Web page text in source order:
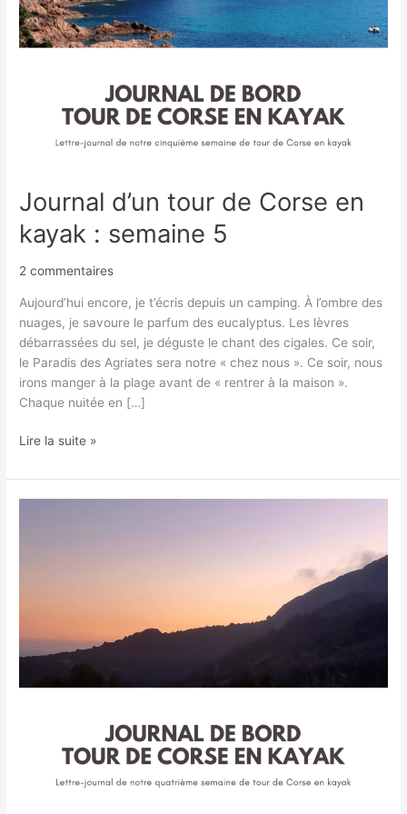
Journal d’un tour de Corse en
kayak : semaine 5
2 commentaires
Aujourd’hui encore, je t’écris depuis un camping. À l’ombre des
nuages, je savoure le parfum des eucalyptus. Les lèvres
débarrassées du sel, je déguste le chant des cigales. Ce soir,
le Paradis des Agriates sera notre « chez nous ». Ce soir, nous
irons manger à la plage avant de « rentrer à la maison ».
Chaque nuitée en […]
:
semaine
5
Lire la suite »
4